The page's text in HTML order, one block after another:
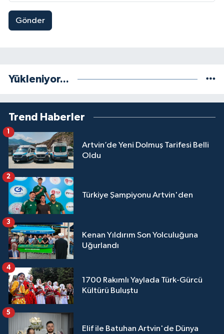
Gönder
Yükleniyor...
Trend Haberler
Artvin’de Yeni Dolmuş Tarifesi Belli
Oldu
Türkiye Şampiyonu Artvin'den
2
Kenan Yıldırım Son Yolculuğuna
Uğurlandı
3
1700 Rakımlı Yaylada Türk-Gürcü
Kültürü Buluştu
4
Elif ile Batuhan Artvin'de Dünya
5